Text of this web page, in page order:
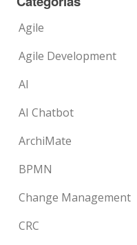
Agile
Agile Development
AI
AI Chatbot
ArchiMate
BPMN
Change Management
CRC